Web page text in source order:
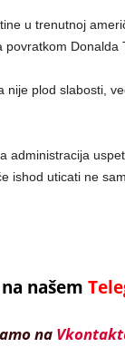
u trenutnoj
Donalda
plod slabosti,
administracija
ishod uticati ne
našem
na